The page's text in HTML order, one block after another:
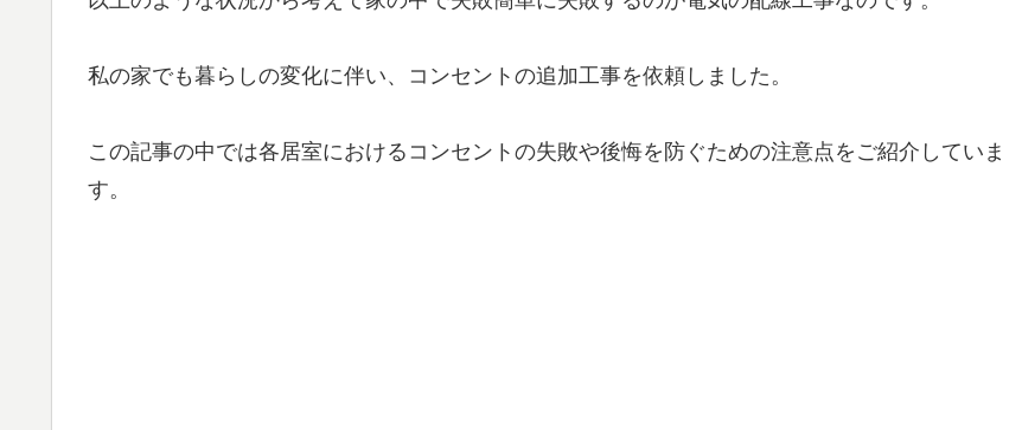
私の家でも暮らしの変化に伴い、コンセントの追加工事を依頼しました。
この記事の中では各居室におけるコンセントの失敗や後悔を防ぐための注意点をご紹介していま
す。